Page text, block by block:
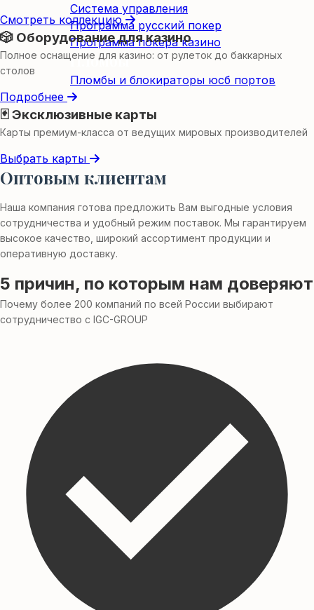
Система управления
Программа русский покер
Программа покера казино
Пломбы
Пломбы и блокираторы юсб портов
Смотреть коллекцию
🎲 Оборудование для казино
Полное оснащение для казино: от рулеток до баккарных
столов
Подробнее
🃏 Эксклюзивные карты
Карты премиум-класса от ведущих мировых производителей
Выбрать карты
Оптовым клиентам
Наша компания готова предложить Вам выгодные условия
сотрудничества и удобный режим поставок. Мы гарантируем
высокое качество, широкий ассортимент продукции и
оперативную доставку.
5 причин, по которым нам доверяют
Почему более 200 компаний по всей России выбирают
сотрудничество с IGC-GROUP